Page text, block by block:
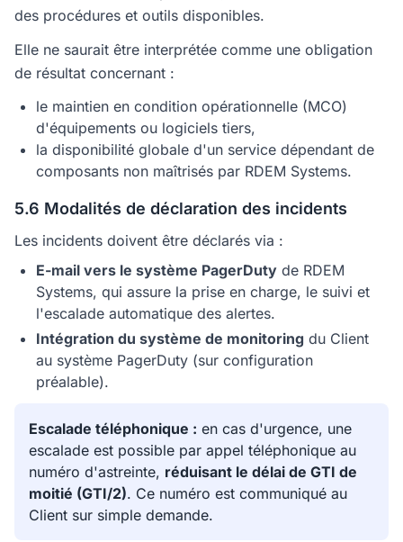
des procédures et outils disponibles.
Elle ne saurait être interprétée comme une obligation
de résultat concernant :
le maintien en condition opérationnelle (MCO)
d'équipements ou logiciels tiers,
la disponibilité globale d'un service dépendant de
composants non maîtrisés par RDEM Systems.
5.6 Modalités de déclaration des incidents
Les incidents doivent être déclarés via :
E-mail vers le système PagerDuty de RDEM
Systems, qui assure la prise en charge, le suivi et
l'escalade automatique des alertes.
Intégration du système de monitoring du Client
au système PagerDuty (sur configuration
préalable).
Escalade téléphonique : en cas d'urgence, une
escalade est possible par appel téléphonique au
numéro d'astreinte, réduisant le délai de GTI de
moitié (GTI/2). Ce numéro est communiqué au
Client sur simple demande.